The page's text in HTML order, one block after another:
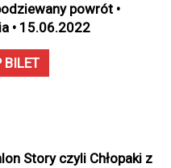
powrót •
• 15.06.2022
BILET
Story czyli Chłopaki z